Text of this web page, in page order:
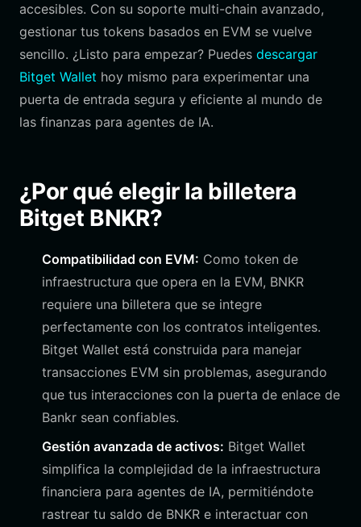
accesibles. Con su soporte multi-chain avanzado,
gestionar tus tokens basados en EVM se vuelve
sencillo. ¿Listo para empezar? Puedes descargar
Bitget Wallet hoy mismo para experimentar una
puerta de entrada segura y eficiente al mundo de
las finanzas para agentes de IA.
¿Por qué elegir la billetera
Bitget BNKR?
Compatibilidad con EVM: Como token de
infraestructura que opera en la EVM, BNKR
requiere una billetera que se integre
perfectamente con los contratos inteligentes.
Bitget Wallet está construida para manejar
transacciones EVM sin problemas, asegurando
que tus interacciones con la puerta de enlace de
Bankr sean confiables.
Gestión avanzada de activos: Bitget Wallet
simplifica la complejidad de la infraestructura
financiera para agentes de IA, permitiéndote
rastrear tu saldo de BNKR e interactuar con